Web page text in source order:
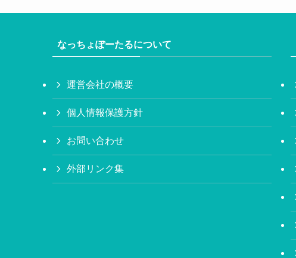
なっちょぽーたるについて
運営会社の概要
個人情報保護方針
お問い合わせ
外部リンク集